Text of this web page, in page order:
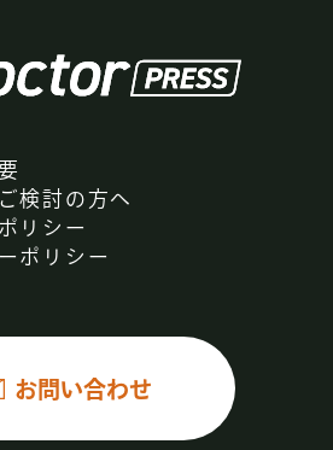
第56話
Dr.南淵明宏】外科
55話
登録して読む
検討の方へ
リシー
ポリシー
お問い合わせ